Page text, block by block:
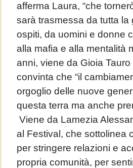
afferma Laura, “che
sarà trasmessa da tutta la
ospiti, da uomini e donne
alla mafia e alla mentalità
anni, viene da Gioia
convinta che “il
orgoglio delle nuove
questa terra ma anche
Viene da Lamezia
al Festival, che sottolinea
per stringere relazioni e
propria comunità, per